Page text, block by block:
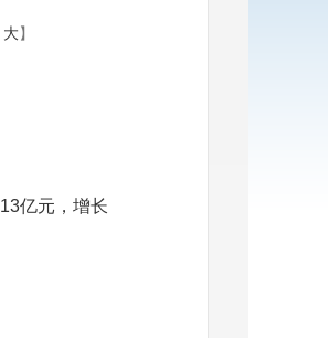
大】
亿元，增长